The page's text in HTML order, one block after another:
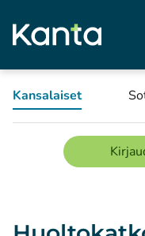
Kansalaiset